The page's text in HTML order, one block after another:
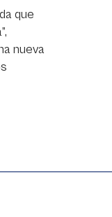
que
nueva